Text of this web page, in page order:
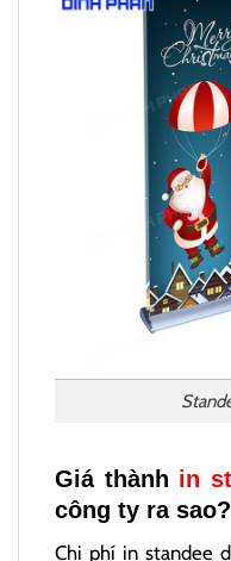
Giá thành in
công ty ra sao?
Chi phí in standee